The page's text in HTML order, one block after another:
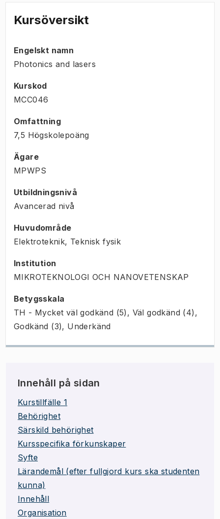
Kursöversikt
Engelskt namn
Photonics and lasers
Kurskod
MCC046
Omfattning
7,5 Högskolepoäng
Ägare
MPWPS
Utbildningsnivå
Avancerad nivå
Huvudområde
Elektroteknik, Teknisk fysik
Institution
MIKROTEKNOLOGI OCH NANOVETENSKAP
Betygsskala
TH - Mycket väl godkänd (5), Väl godkänd (4),
Godkänd (3), Underkänd
Innehåll på sidan
Kurstillfälle 1
Behörighet
Särskild behörighet
Kursspecifika förkunskaper
Syfte
Lärandemål (efter fullgjord kurs ska studenten
kunna)
Innehåll
Organisation